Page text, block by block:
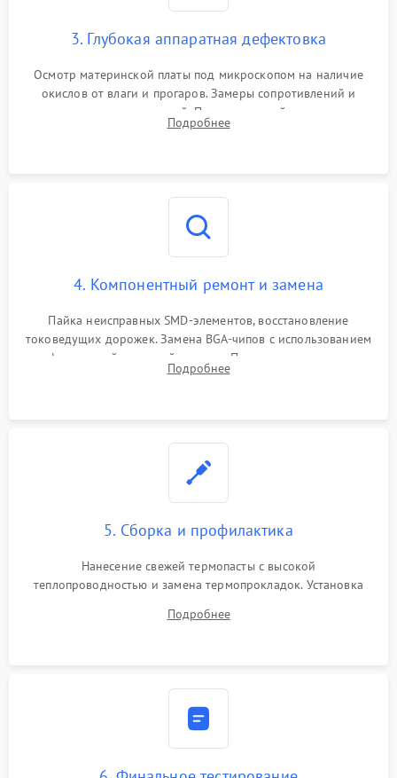
3. Глубокая аппаратная дефектовка
Осмотр материнской платы под микроскопом на наличие
окислов от влаги и прогаров. Замеры сопротивлений и
дежурных напряжений. Проверка цепей питания,
мультиконтроллера, процессора и видеочипа.
Подробнее
4. Компонентный ремонт и замена
Пайка неисправных SMD-элементов, восстановление
токоведущих дорожек. Замена BGA-чипов с использованием
инфракрасной паяльной станции. Прошивка микросхемы
BIOS или замена поврежденных портов USB
Подробнее
5. Сборка и профилактика
Нанесение свежей термопасты с высокой
теплопроводностью и замена термопрокладок. Установка
шлейфов, модулей памяти и накопителей. Предварительная
Подробнее